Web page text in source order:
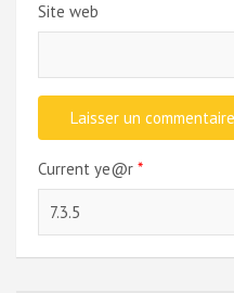
Site web
Current ye@r *